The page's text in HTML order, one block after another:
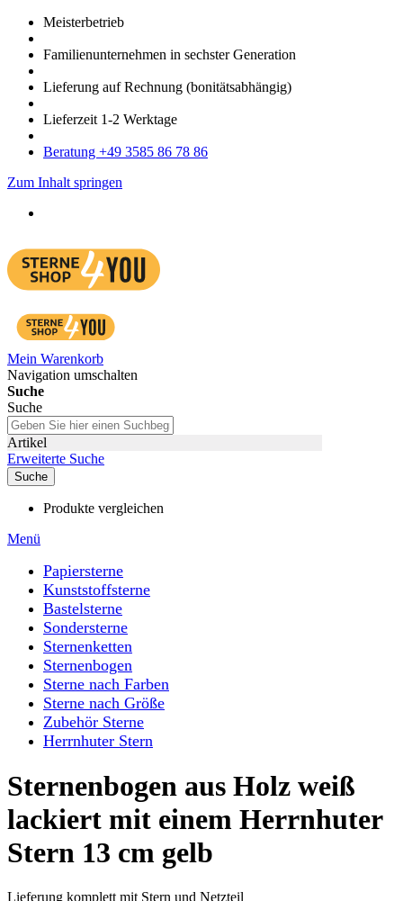
Meister­betrieb
Familien­unter­nehmen in sechster Gene­ration
Lieferung auf Rech­nung (bonitätsabhängig)
Liefer­zeit 1-2 Werk­tage
Bera­tung +49 3585 86 78 86
Zum Inhalt springen
Mein Warenkorb
Navigation umschalten
Suche
Suche
Artikel
Erweiterte Suche
Suche
Produkte vergleichen
Menü
Papiersterne
Kunststoffsterne
Bastelsterne
Sondersterne
Sternenketten
Sternenbogen
Sterne nach Farben
Sterne nach Größe
Zubehör Sterne
Herrnhuter Stern
Sternenbogen aus Holz weiß
lackiert mit einem Herrnhuter
Stern 13 cm gelb
Lieferung komplett mit Stern und Netzteil